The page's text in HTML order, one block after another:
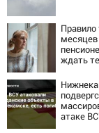
Правило
ждать
на карту
атаке